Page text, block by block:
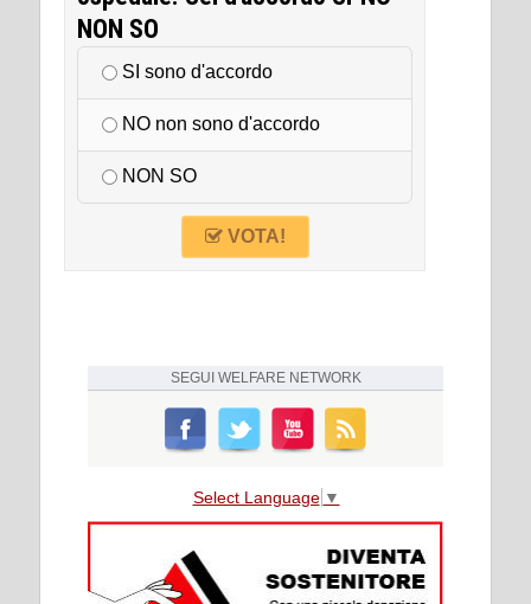
NON SO
SI sono d'accordo
NO non sono d'accordo
NON SO
VOTA!
SEGUI WELFARE NETWORK
Select Language ▼